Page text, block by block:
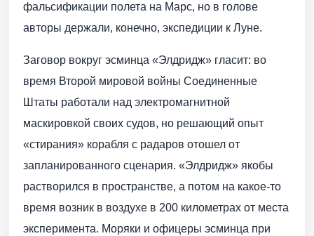
фальсификации полета на Марс, но в голове
авторы держали, конечно, экспедиции к Луне.
Заговор вокруг эсминца «Элдридж» гласит: во
время Второй мировой войны Соединенные
Штаты работали над электромагнитной
маскировкой своих судов, но решающий опыт
«стирания» корабля с радаров отошел от
запланированного сценария. «Элдридж» якобы
растворился в пространстве, а потом на какое-то
время возник в воздухе в 200 километрах от места
эксперимента. Моряки и офицеры эсминца при